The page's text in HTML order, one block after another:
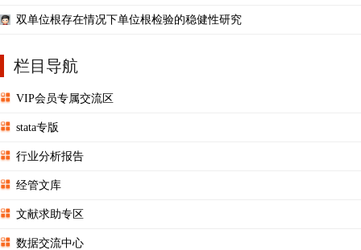
双单位根存在情况下单位根检验的稳健性研究
栏目导航
VIP会员专属交流区
stata专版
行业分析报告
经管文库
文献求助专区
数据交流中心